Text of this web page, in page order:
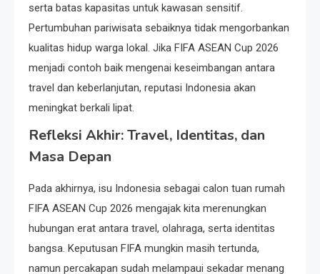
serta batas kapasitas untuk kawasan sensitif.
Pertumbuhan pariwisata sebaiknya tidak mengorbankan
kualitas hidup warga lokal. Jika FIFA ASEAN Cup 2026
menjadi contoh baik mengenai keseimbangan antara
travel dan keberlanjutan, reputasi Indonesia akan
meningkat berkali lipat.
Refleksi Akhir: Travel, Identitas, dan
Masa Depan
Pada akhirnya, isu Indonesia sebagai calon tuan rumah
FIFA ASEAN Cup 2026 mengajak kita merenungkan
hubungan erat antara travel, olahraga, serta identitas
bangsa. Keputusan FIFA mungkin masih tertunda,
namun percakapan sudah melampaui sekadar menang